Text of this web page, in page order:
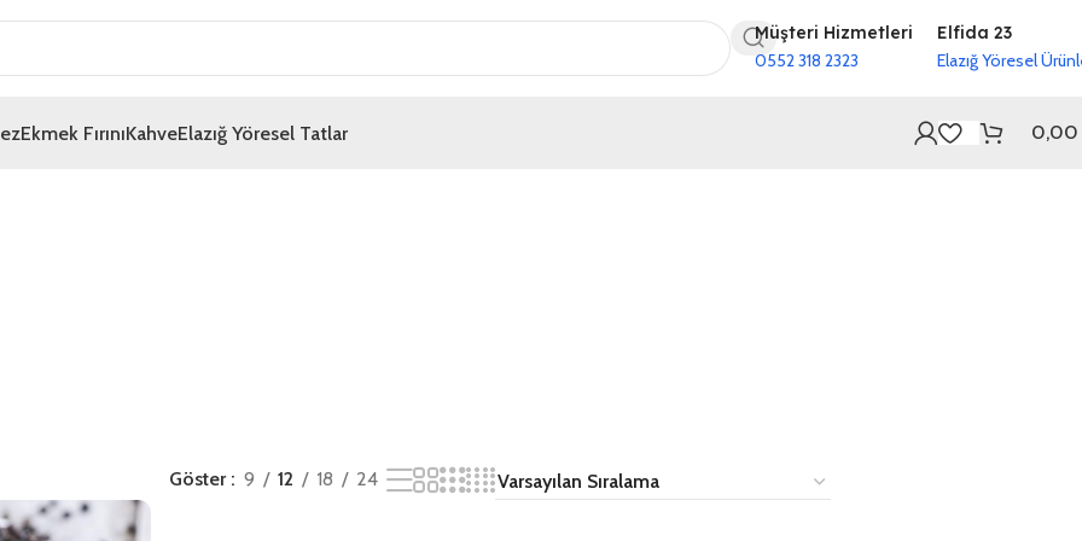
Müşteri Hizmetleri
0552 318 2323
Elfida 23
Elazığ Yöresel
Ekmek FırınıKahveElazığ Yöresel Tatlar 0,00
Göster 9 12 18 24